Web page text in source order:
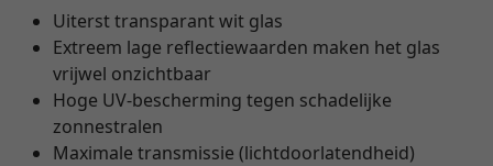
Uiterst transparant wit glas
Extreem lage reflectiewaarden maken het glas
vrijwel onzichtbaar
Hoge UV-bescherming tegen schadelijke
zonnestralen
Maximale transmissie (lichtdoorlatendheid)